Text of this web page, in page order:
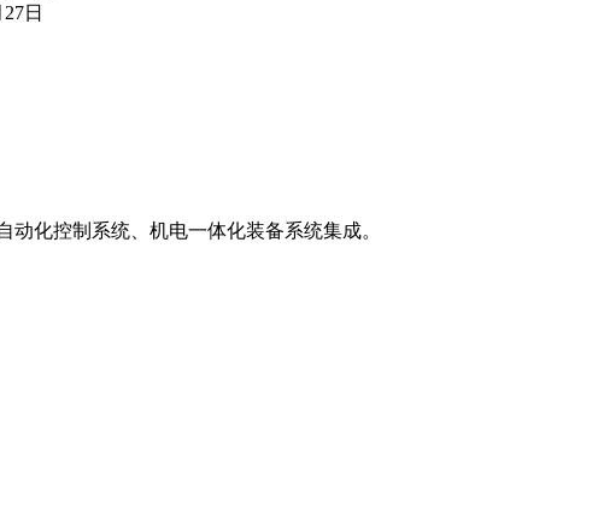
日
动化控制系统、机电一体化装备系统集成。